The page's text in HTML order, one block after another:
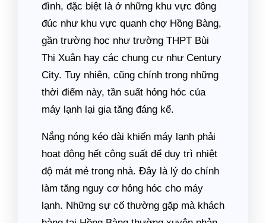
đình, đặc biệt là ở những khu vực đông
đúc như khu vực quanh chợ Hồng Bàng,
gần trường học như trường THPT Bùi
Thị Xuân hay các chung cư như Century
City. Tuy nhiên, cũng chính trong những
thời điểm này, tần suất hỏng hóc của
máy lạnh lại gia tăng đáng kể.
Nắng nóng kéo dài khiến máy lạnh phải
hoạt động hết công suất để duy trì nhiệt
độ mát mẻ trong nhà. Đây là lý do chính
làm tăng nguy cơ hỏng hóc cho máy
lạnh. Những sự cố thường gặp mà khách